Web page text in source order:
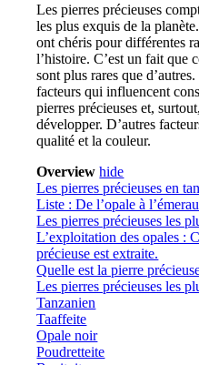
Les pierres précieuses
les plus exquis de la
ont chéris pour différentes
l’histoire. C’est un fait que
sont plus rares que
facteurs qui influencent
pierres précieuses et,
développer. D’autres
qualité et la couleur.
Overview hide
Les pierres précieuses en
Liste : De l’opale à
Les pierres précieuses les
L’exploitation des opales :
précieuse est extraite.
Quelle est la pierre
Les pierres précieuses les
Tanzanien
Taaffeite
Opale noir
Poudretteite